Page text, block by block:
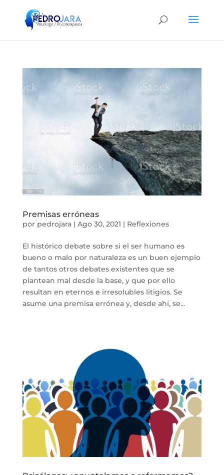
Premisas erróneas
por pedrojara| Ago 30, 2021 | Reflexiones
El histórico debate sobre si el ser humano es
bueno o malo por naturaleza es un buen ejemplo
de tantos otros debates existentes que se
plantean mal desde la base, y que por ello
resultan en eternos e irresolubles litigios. Se
asume una premisa errónea y, desde ahí, se...